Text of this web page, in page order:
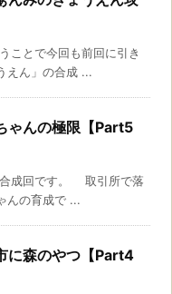
とで今回も前回に引き
えん」の合成 ...
ゃんの極限【Part5
成回です。 取引所で落
んの育成で ...
に森のやつ【Part4